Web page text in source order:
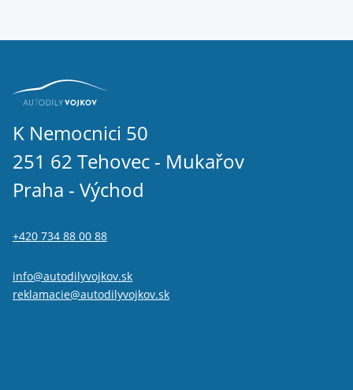
K Nemocnici 50
251 62 Tehovec - Mukařov
Praha - Východ
+420 734 88 00 88
info@autodilyvojkov.sk
reklamacie@autodilyvojkov.sk